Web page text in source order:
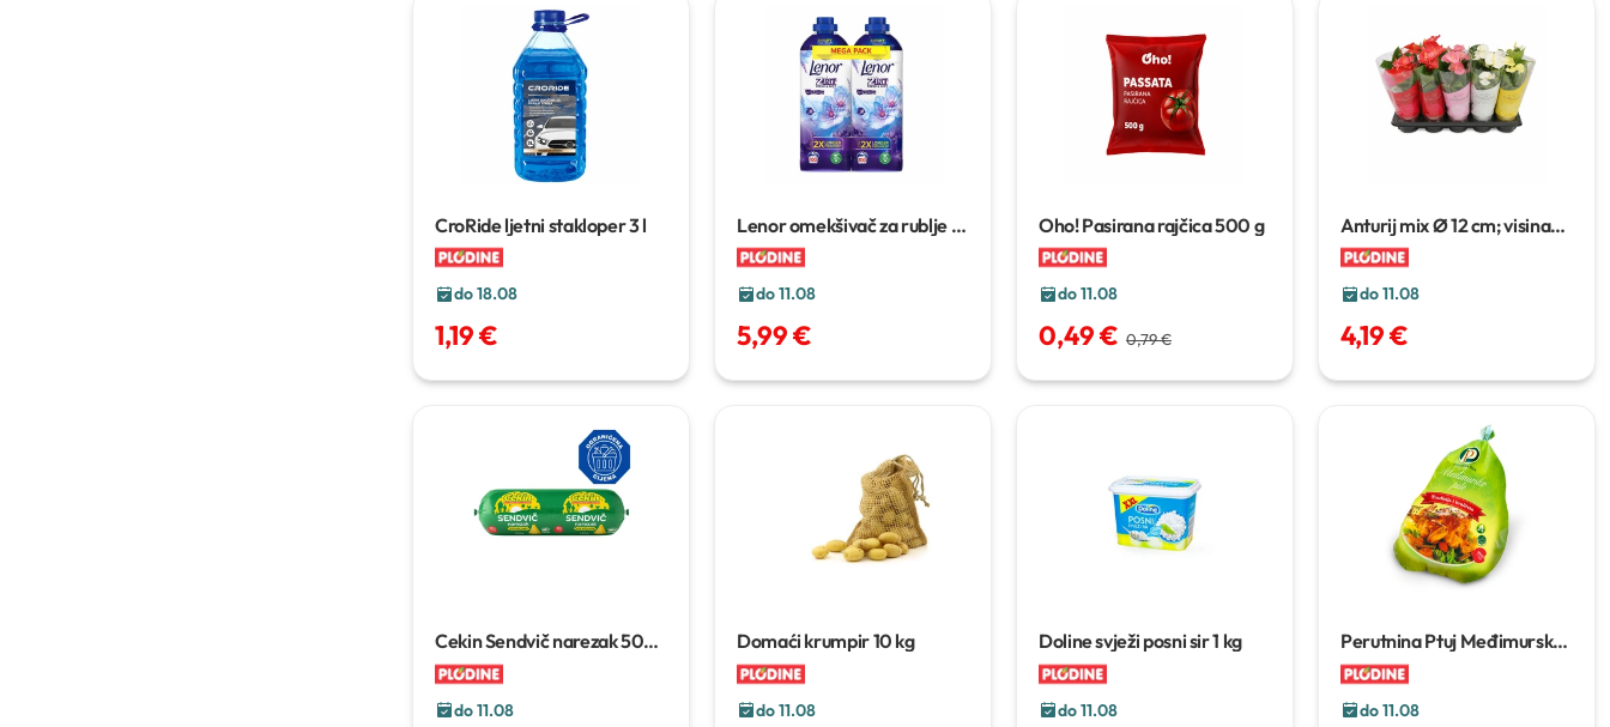
CroRide ljetni stakloper3 l
do 18.08
1,19 €
Lenor omekšivač za rublje 2
x 987 ml ili 2 x 1,239 ml
do 11.08
5,99 €
Oho! Pasirana rajčica500 g
do 11.08
0,49 € 0,79 €
Anturij mixØ 12 cm; visina
45 cm
do 11.08
4,19 €
Cekin Sendvič narezak500
g
do 11.08
Domaći krumpir10 kg
do 11.08
Doline svježi posni sir1 kg
do 11.08
Perutnina Ptuj Međimursko
pile1 kg
do 11.08